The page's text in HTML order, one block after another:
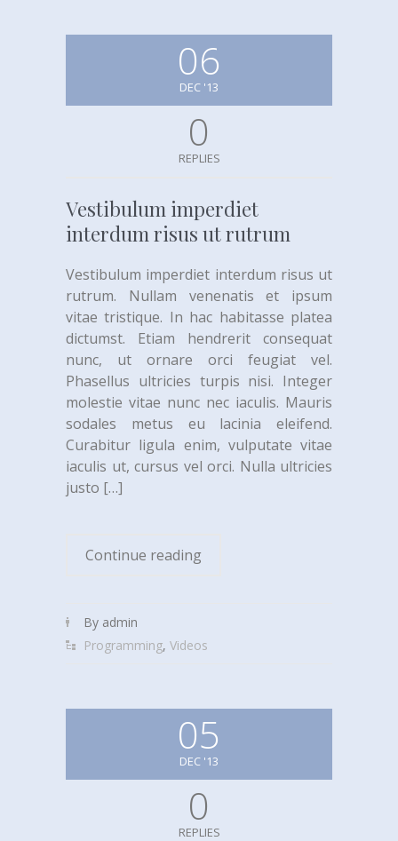
06
DEC '13
0
REPLIES
Vestibulum imperdiet
interdum risus ut rutrum
Vestibulum imperdiet interdum risus ut
rutrum. Nullam venenatis et ipsum
vitae tristique. In hac habitasse platea
dictumst. Etiam hendrerit consequat
nunc, ut ornare orci feugiat vel.
Phasellus ultricies turpis nisi. Integer
molestie vitae nunc nec iaculis. Mauris
sodales metus eu lacinia eleifend.
Curabitur ligula enim, vulputate vitae
iaculis ut, cursus vel orci. Nulla ultricies
justo […]
Continue reading
By admin
Programming, Videos
05
DEC '13
0
REPLIES